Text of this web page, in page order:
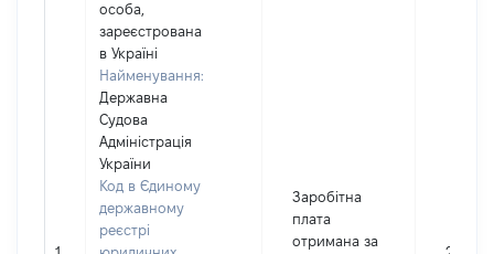
особа,
зареєстрована
в Україні
Найменування:
Державна
Судова
Адміністрація
України
Код в Єдиному
державному
реєстрі
Заробітна
плата
отримана за